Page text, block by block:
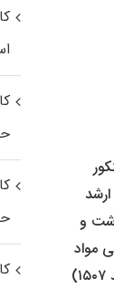
و
مواد